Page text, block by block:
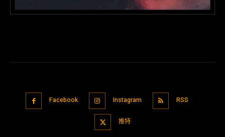
Facebook Instagram RSS
推特